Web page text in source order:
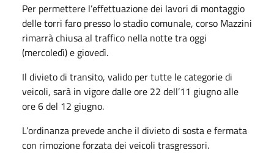
Per permettere l’effettuazione dei lavori di montaggio
delle torri faro presso lo stadio comunale, corso Mazzini
rimarrà chiusa al traffico nella notte tra oggi
(mercoledì) e giovedì.
Il divieto di transito, valido per tutte le categorie di
veicoli, sarà in vigore dalle ore 22 dell’11 giugno alle
ore 6 del 12 giugno.
L’ordinanza prevede anche il divieto di sosta e fermata
con rimozione forzata dei veicoli trasgressori.